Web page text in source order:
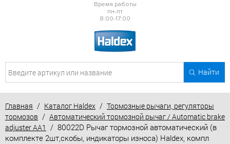
Время работы
пн-пт
8:00-17:00
Найти
Главная / Каталог Haldex / Тормозные рычаги, регуляторы
тормозов / Автоматический тормозной рычаг / Automatic brake
adjuster AA1 / 80022D Рычаг тормозной автоматический (в
комплекте 2шт,скобы, индикаторы износа) Haldex, компл